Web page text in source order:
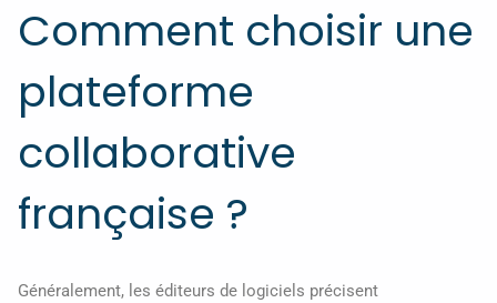
Comment choisir une
plateforme
collaborative
française ?
Généralement, les éditeurs de logiciels précisent